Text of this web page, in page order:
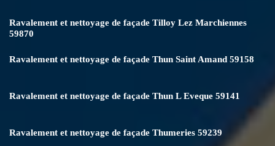
Ravalement et nettoyage de façade Tilloy Lez Marchiennes
59870
Ravalement et nettoyage de façade Thun Saint Amand 59158
Ravalement et nettoyage de façade Thun L Eveque 59141
Ravalement et nettoyage de façade Thumeries 59239